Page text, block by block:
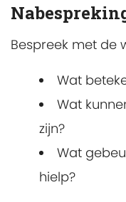
Bespreek met de
Wat
Wat
zijn?
Wat
hielp?